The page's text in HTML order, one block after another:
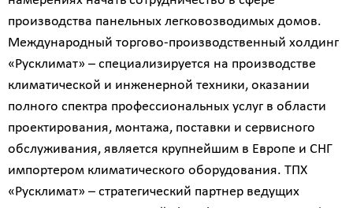
производства панельных легковозводимых домов.
Международный торгово-производственный холдинг
«Русклимат» – специализируется на производстве
климатической и инженерной техники, оказании
полного спектра профессиональных услуг в области
проектирования, монтажа, поставки и сервисного
обслуживания, является крупнейшим в Европе и СНГ
импортером климатического оборудования. ТПХ
«Русклимат» – стратегический партнер ведущих